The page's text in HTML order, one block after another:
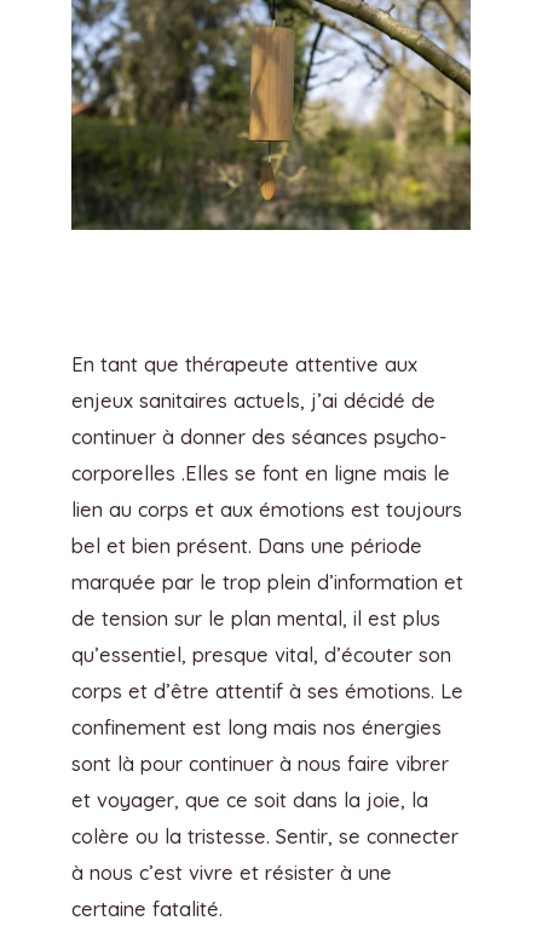
En tant que thérapeute attentive aux
enjeux sanitaires actuels, j’ai décidé de
continuer à donner des séances psycho-
corporelles .Elles se font en ligne mais le
lien au corps et aux émotions est toujours
bel et bien présent. Dans une période
marquée par le trop plein d’information et
de tension sur le plan mental, il est plus
qu’essentiel, presque vital, d’écouter son
corps et d’être attentif à ses émotions. Le
confinement est long mais nos énergies
sont là pour continuer à nous faire vibrer
et voyager, que ce soit dans la joie, la
colère ou la tristesse. Sentir, se connecter
à nous c’est vivre et résister à une
certaine fatalité.